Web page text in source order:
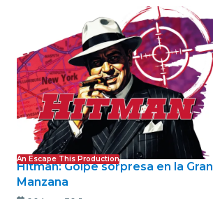
An Escape This Production
Hitman: Golpe sorpresa en la Gran
Manzana